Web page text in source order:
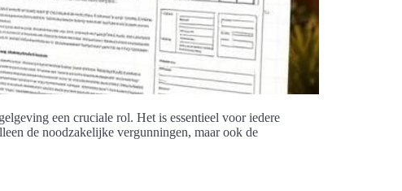
een cruciale rol. Het is essentieel voor iedere
de noodzakelijke vergunningen, maar ook de